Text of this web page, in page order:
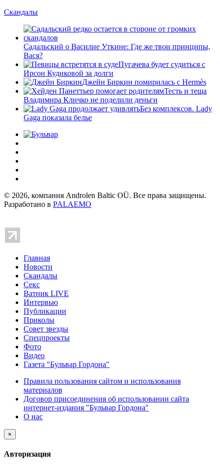
Скандалы
Садальский о Василие Уткине: Где же твои принципы,
Вася?
Пугачева будет судиться с
Ирсон Кудиковой за долги
Джейн Биркин помирилась с Hermès
Тесть и теща
Владимира Кличко не поделили деньги
Без комплексов. Lady
Gaga показала белье
© 2026, компания Androlen Baltic OÜ. Все права защищены.
Разработано в PALAEMO
Главная
Новости
Скандалы
Секс
Ватник LIVE
Интервью
Публикации
Приколы
Совет звезды
Спецпроекты
Фото
Видео
Газета "Бульвар Гордона"
Правила пользования сайтом и использования
материалов
Договор присоединения об использовании сайта
интернет-издания "Бульвар Гордона"
О нас
×
Авторизация